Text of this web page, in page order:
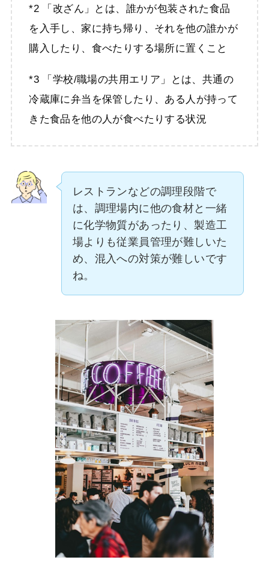
*2 「改ざん」とは、誰かが包装された食品
を入手し、家に持ち帰り、それを他の誰かが
購入したり、食べたりする場所に置くこと
*3 「学校/職場の共用エリア」とは、共通の
冷蔵庫に弁当を保管したり、ある人が持って
きた食品を他の人が食べたりする状況
レストランなどの調理段階で
は、調理場内に他の食材と一緒
に化学物質があったり、製造工
場よりも従業員管理が難しいた
め、混入への対策が難しいです
ね。